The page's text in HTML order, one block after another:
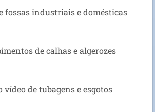
fossas industriais e domésticas
de calhas e algerozes
vídeo de tubagens e esgotos